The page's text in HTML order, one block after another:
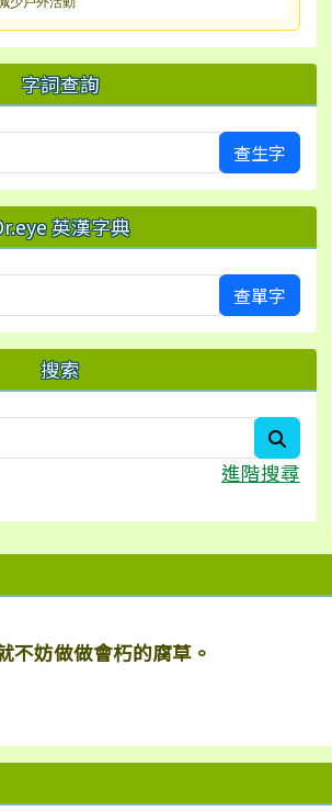
字詞查詢
查生字
英漢字典
查單字
搜索
進階搜尋
不妨做做會朽的腐草。